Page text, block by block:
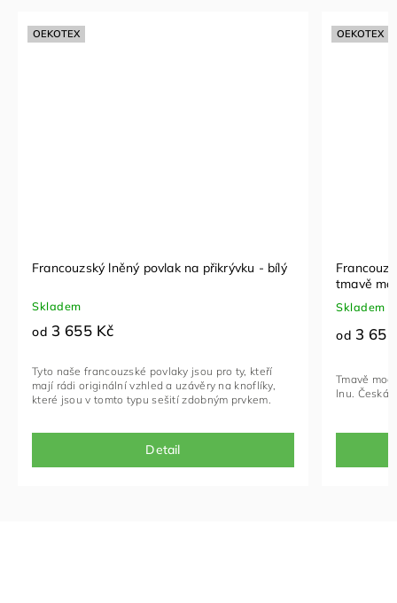
OEKOTEX
Francouzský lněný povlak na přikrývku - bílý
Skladem
od 3 655 Kč
Detail
Tyto naše francouzské povlaky jsou pro ty, kteří
mají rádi originální vzhled a uzávěry na knoflíky,
které jsou v tomto typu sešití zdobným prvkem.
OEKOTEX
tmavě
Skladem
od 3
Tmavě
lnu. Česká